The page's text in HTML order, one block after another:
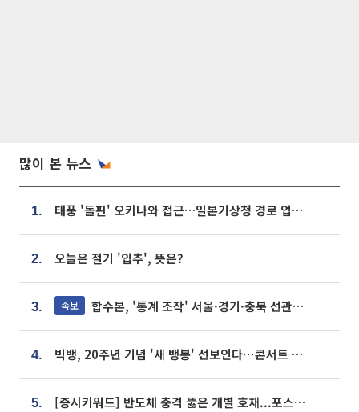
많이 본 뉴스
1. 태풍 '돌핀' 오키나와 접근…일본기상청 경로 업데이트
2. 오늘은 절기 '입추', 뜻은?
3. 속보 합수본, '통계 조작' 서울·경기·충북 선관위 등 추가 압수수색
4. 빅뱅, 20주년 기념 '새 뱅봉' 선보인다⋯콘서트 앞두고 팝업 개최
5. [증시키워드] 반도체 충격 뚫은 개별 호재...포스코퓨처엠·에코프로·한화솔루션 '눈길'